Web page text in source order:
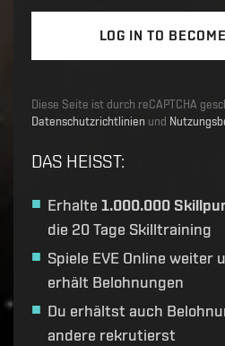
LOG IN TO
Diese Seite ist durch reCAPTCHA
Datenschutzrichtlinien und
DAS HEISST :
Erhalte 1.000.000
die 20 Tage Skilltraining
Spiele EVE Online weiter
erhält Belohnungen
Du erhältst auch
andere rekrutierst